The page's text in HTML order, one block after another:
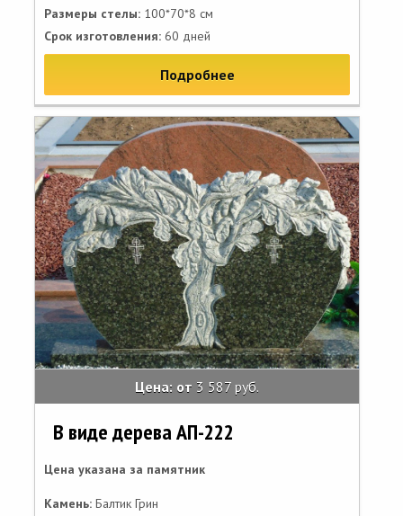
Размеры стелы: 100*70*8 см
Срок изготовления: 60 дней
Подробнее
Цена: от 3 587 руб.
В виде дерева АП-222
Цена указана за памятник
Камень: Балтик Грин